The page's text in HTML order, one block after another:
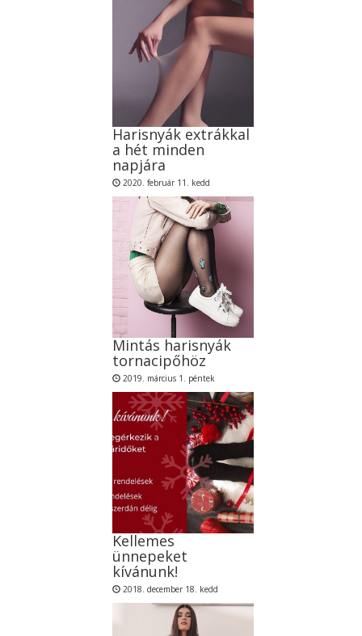
Harisnyák extrákkal
a hét minden
napjára
2020. február 11. kedd
Mintás harisnyák
tornacipőhöz
2019. március 1. péntek
Kellemes
ünnepeket
kívánunk!
2018. december 18. kedd